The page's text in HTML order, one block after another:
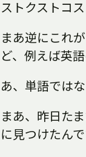
ストクストコ
まあ逆にこれ
ど、例えば英
あ、単語ではな
まあ、昨日た
に見つけたんで